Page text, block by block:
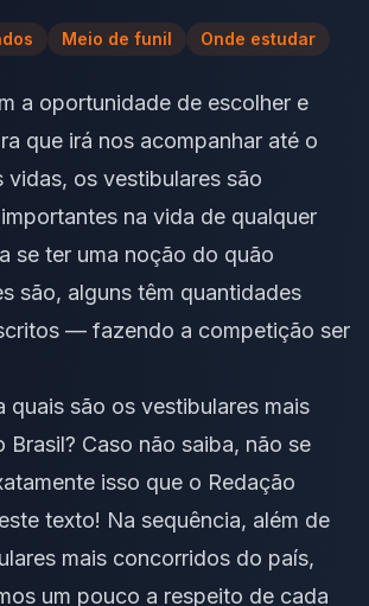
Meio de funil Onde estudar
a oportunidade de escolher e
que irá nos acompanhar até o
vidas, os vestibulares são
na vida de qualquer
se ter uma noção do quão
são, alguns têm quantidades
— fazendo a competição ser
quais são os vestibulares mais
Caso não saiba, não se
isso que o Redação
texto! Na sequência, além de
mais concorridos do país,
um pouco a respeito de cada